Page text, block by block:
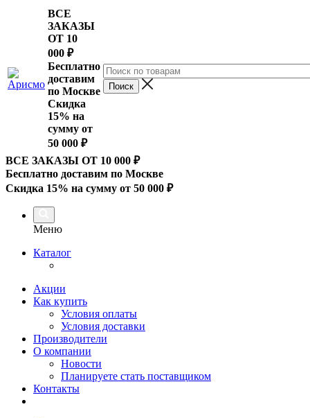
ВСЕ
ЗАКАЗЫ
ОТ 10
000 ₽
Бесплатно
доставим
по Москве
Скидка
15% на
сумму от
50 000 ₽
ВСЕ ЗАКАЗЫ ОТ 10 000 ₽
Бесплатно доставим по Москве
Скидка 15% на сумму от 50 000 ₽
Меню
Каталог
Акции
Как купить
Условия оплаты
Условия доставки
Производители
О компании
Новости
Планируете стать поставщиком
Контакты